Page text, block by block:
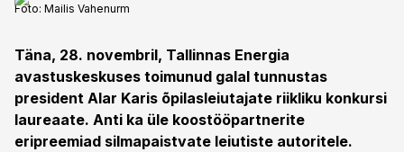
Foto: Mailis Vahenurm
Täna, 28. novembril, Tallinnas Energia
avastuskeskuses toimunud galal tunnustas
president Alar Karis õpilasleiutajate riikliku konkursi
laureaate. Anti ka üle koostööpartnerite
eripreemiad silmapaistvate leiutiste autoritele.